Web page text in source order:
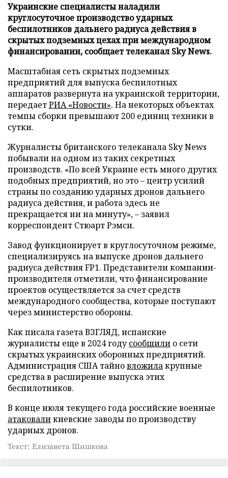
Украинские специалисты наладили
круглосуточное производство ударных
беспилотников дальнего радиуса действия в
скрытых подземных цехах при международном
финансировании, сообщает телеканал Sky News.
Масштабная сеть скрытых подземных
предприятий для выпуска беспилотных
аппаратов развернута на украинской территории,
передаетРИА «Новости». На некоторых объектах
темпы сборки превышают 200 единиц техники в
сутки.
Журналисты британского телеканала Sky News
побывали на одном из таких секретных
производств. «По всей Украине есть много других
подобных предприятий, но это – центр усилий
страны по созданию ударных дронов дальнего
радиуса действия, и работа здесь не
прекращается ни на минуту», – заявил
корреспондент Стюарт Рэмси.
Завод функционирует в круглосуточном режиме,
специализируясь на выпуске дронов дальнего
радиуса действия FP1. Представители компании-
производителя отметили, что финансирование
проектов осуществляется за счет средств
международного сообщества, которые поступают
через министерство обороны.
Как писала газета ВЗГЛЯД, испанские
журналисты еще в 2024 годусообщили о сети
скрытых украинских оборонных предприятий.
Администрация США тайновложилакрупные
средства в расширение выпуска этих
беспилотников.
В конце июля текущего года российские военные
атаковаликиевские заводы по производству
ударных дронов.
Текст: Елизавета Шишкова